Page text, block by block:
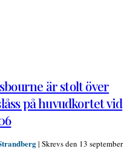
är stolt över
på huvudkortet vid
| Skrevs den 13 september